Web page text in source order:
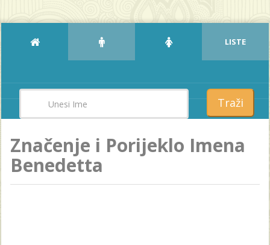
LISTE
Traži
Značenje i Porijeklo Imena
Benedetta